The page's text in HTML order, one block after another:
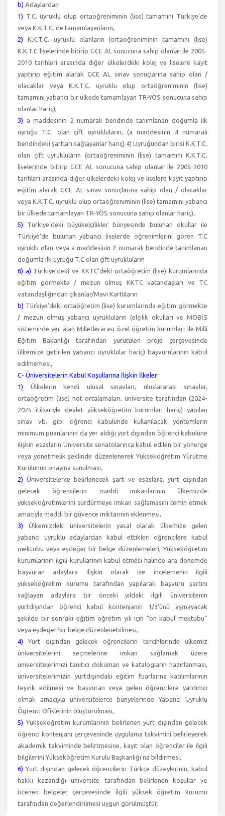
b) Adaylardan
1) T.C. uyruklu olup ortaöğreniminin (lise) tamamını Türkiye’de
veya K.K.T.C.’de tamamlayanların,
2) K.K.T.C. uyruklu olanların (ortaöğreniminin tamamını (lise)
K.K.T.C liselerinde bitirip GCE AL sonucuna sahip olanlar ile 2005-
2010 tarihleri arasında diğer ülkelerdeki kolej ve liselere kayıt
yaptırıp eğitim alarak GCE AL sınav sonuçlarına sahip olan /
olacaklar veya K.K.T.C. uyruklu olup ortaöğreniminin (lise)
tamamını yabancı bir ülkede tamamlayan TR-YÖS sonucuna sahip
olanlar hariç),
3)
a maddesinin 2 numaralı bendinde tanımlanan doğumla ilk
uyruğu T.C. olan çift uyrukluların, (a maddesinin 4 numaralı
bendindeki şartları sağlayanlar hariç) 4) Uyruğundan birisi K.K.T.C.
olan çift uyrukluların (ortaöğreniminin (lise) tamamını K.K.T.C.
liselerinde bitirip GCE AL sonucuna sahip olanlar ile 2005-2010
tarihleri arasında diğer ülkelerdeki kolej ve liselere kayıt yaptırıp
eğitim alarak GCE AL sınav sonuçlarına sahip olan / olacaklar
veya K.K.T.C. uyruklu olup ortaöğreniminin (lise) tamamını yabancı
bir ülkede tamamlayan TR-YÖS sonucuna sahip olanlar hariç),
5) Türkiye’deki büyükelçilikler bünyesinde bulunan okullar ile
Türkiye’de bulunan yabancı liselerde öğrenimlerini gören T.C
uyruklu olan veya a maddesinin 2 numaralı bendinde tanımlanan
doğumla ilk uyruğu T.C olan çift uyrukluların
6) a) Türkiye’deki ve KKTC’deki ortaöğretim (lise) kurumlarında
eğitim görmekte / mezun olmuş KKTC vatandaşları ve TC
vatandaşlığından çıkanlar/Mavi Kartlıların
b) Türkiye’deki ortaöğretim (lise) kurumlarında eğitim görmekte
/ mezun olmuş yabancı uyrukluların (elçilik okulları ve MOBİS
sisteminde yer alan Milletlerarası özel öğretim kurumları ile Milli
Eğitim Bakanlığı tarafından yürütülen proje çerçevesinde
ülkemize getirilen yabancı uyruklular hariç) başvurularının kabul
edilmemesi,
C- Üniversitelerin Kabul Koşullarına İlişkin İlkeler:
1) Ülkelerin kendi ulusal sınavları, uluslararası sınavlar,
ortaöğretim (lise) not ortalamaları, üniversite tarafından (2024-
2025 itibariyle devlet yükseköğretim kurumları hariç) yapılan
sınav vb. gibi öğrenci kabulünde kullanılacak yöntemlerin
minimum puanlarının da yer aldığı yurt dışından öğrenci kabulüne
ilişkin esasların Üniversite senatolarınca kabul edilen bir yönerge
veya yönetmelik şeklinde düzenlenerek Yükseköğretim Yürütme
Kurulunun onayına sunulması,
2)Üniversitelerce belirlenecek şart ve esaslara, yurt dışından
gelecek öğrencilerin maddi imkanlarının ülkemizde
yükseköğretimlerini sürdürmeye imkan sağlamasını temin etmek
amacıyla maddi bir güvence miktarının eklenmesi,
3) Ülkemizdeki üniversitelerin yasal olarak ülkemize gelen
yabancı uyruklu adaylardan kabul ettikleri öğrencilere kabul
mektubu veya eşdeğer bir belge düzenlemeleri, Yükseköğretim
kurumlarının ilgili kurullarının kabul etmesi halinde ara dönemde
başvuran adaylara ilişkin olarak ise incelemenin ilgili
yükseköğretim kurumu tarafından yapılarak başvuru şartını
sağlayan adaylara bir önceki yıldaki ilgili üniversitenin
yurtdışından öğrenci kabul kontenjanın 1/3’ünü aşmayacak
şekilde bir sonraki eğitim öğretim yılı için “ön kabul mektubu”
veya eşdeğer bir belge düzenlenebilmesi,
4) Yurt dışından gelecek öğrencilerin tercihlerinde ülkemiz
üniversitelerini seçmelerine imkan sağlamak üzere
üniversitelerimizi tanıtıcı doküman ve katalogların hazırlanması,
üniversitelerimizin yurtdışındaki eğitim fuarlarına katılımlarının
teşvik edilmesi ve başvuran veya gelen öğrencilere yardımcı
olmak amacıyla üniversitelerce bünyelerinde Yabancı Uyruklu
Öğrenci Ofislerinin oluşturulması,
5) Yükseköğretim kurumlarının belirlenen yurt dışından gelecek
öğrenci kontenjanı çerçevesinde uygulama takvimini belirleyerek
akademik takviminde belirtmesine, kayıt olan öğrenciler ile ilgili
bilgilerini Yükseköğretim Kurulu Başkanlığı’na bildirmesi,
6) Yurt dışından gelecek öğrencilerin Türkçe düzeylerinin, kabul
hakkı kazandığı üniversite tarafından belirlenen koşullar ve
istenen belgeler çerçevesinde ilgili yüksek öğretim kurumu
tarafından değerlendirilmesi uygun görülmüştür.